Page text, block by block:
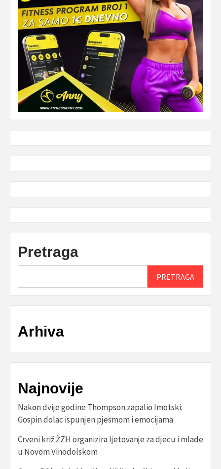
Pretraga
PRETRAGA
Arhiva
Najnovije
Nakon dvije godine Thompson zapalio Imotski:
Gospin dolac ispunjen pjesmom i emocijama
Crveni križ ŽZH organizira ljetovanje za djecu i mlade
u Novom Vinodolskom